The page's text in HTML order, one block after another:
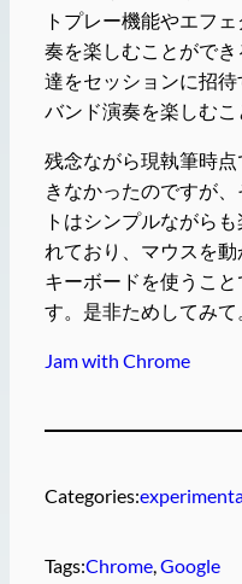
トプレー機能やエフ
奏を楽しむことがで
達をセッションに招
バンド演奏を楽しむこ
残念ながら現執筆時
きなかったのですが
トはシンプルながら
れており、マウスを
キーボードを使うこ
す。是非ためしてみて
Jam with Chrome
Categories:
Tags:Chrome, Google